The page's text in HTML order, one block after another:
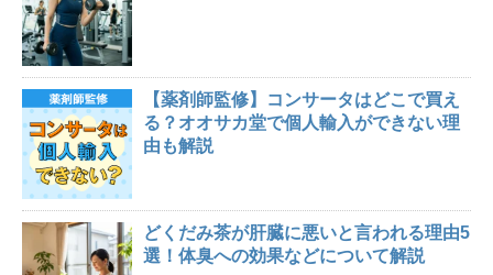
【薬剤師監修】コンサータはどこで買え
る？オオサカ堂で個人輸入ができない理
由も解説
どくだみ茶が肝臓に悪いと言われる理由5
選！体臭への効果などについて解説